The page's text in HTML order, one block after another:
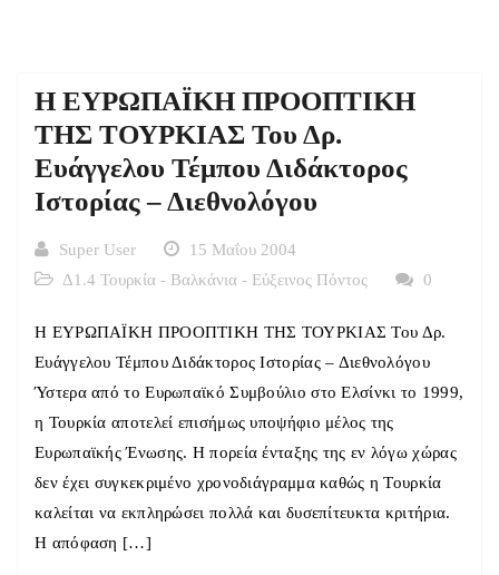
Η ΕΥΡΩΠΑΪΚΗ ΠΡΟΟΠΤΙΚΗ
ΤΗΣ ΤΟΥΡΚΙΑΣ Του Δρ.
Ευάγγελου Τέμπου Διδάκτορος
Ιστορίας – Διεθνολόγου
Super User
15 Μαΐου 2004
Δ1.4 Τουρκία - Βαλκάνια - Εύξεινος Πόντος
0
Η ΕΥΡΩΠΑΪΚΗ ΠΡΟΟΠΤΙΚΗ ΤΗΣ ΤΟΥΡΚΙΑΣ Του Δρ.
Ευάγγελου Τέμπου Διδάκτορος Ιστορίας – Διεθνολόγου
Ύστερα από το Ευρωπαϊκό Συμβούλιο στο Ελσίνκι το 1999,
η Τουρκία αποτελεί επισήμως υποψήφιο μέλος της
Ευρωπαϊκής Ένωσης. Η πορεία ένταξης της εν λόγω χώρας
δεν έχει συγκεκριμένο χρονοδιάγραμμα καθώς η Τουρκία
καλείται να εκπληρώσει πολλά και δυσεπίτευκτα κριτήρια.
Η απόφαση […]